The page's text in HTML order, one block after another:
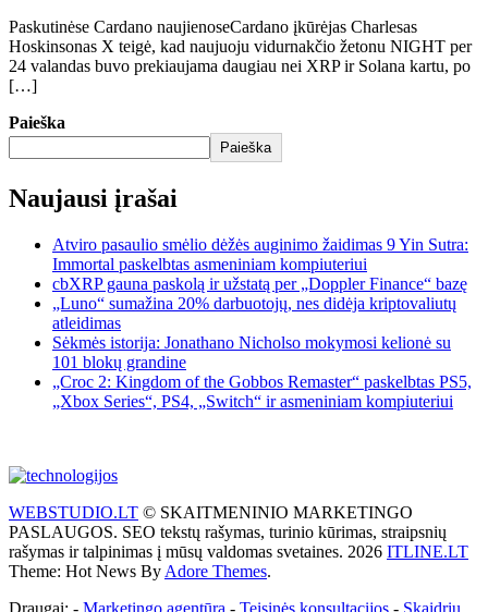
Paskutinėse Cardano naujienoseCardano įkūrėjas Charlesas
Hoskinsonas X teigė, kad naujuoju vidurnakčio žetonu NIGHT per
24 valandas buvo prekiaujama daugiau nei XRP ir Solana kartu, po
[…]
Paieška
Paieška
Naujausi įrašai
Atviro pasaulio smėlio dėžės auginimo žaidimas 9 Yin Sutra:
Immortal paskelbtas asmeniniam kompiuteriui
cbXRP gauna paskolą ir užstatą per „Doppler Finance“ bazę
„Luno“ sumažina 20% darbuotojų, nes didėja kriptovaliutų
atleidimas
Sėkmės istorija: Jonathano Nicholso mokymosi kelionė su
101 blokų grandine
„Croc 2: Kingdom of the Gobbos Remaster“ paskelbtas PS5,
„Xbox Series“, PS4, „Switch“ ir asmeniniam kompiuteriui
WEBSTUDIO.LT © SKAITMENINIO MARKETINGO
PASLAUGOS. SEO tekstų rašymas, turinio kūrimas, straipsnių
rašymas ir talpinimas į mūsų valdomas svetaines. 2026 ITLINE.LT
Theme: Hot News By Adore Themes.
Draugai: - Marketingo agentūra - Teisinės konsultacijos - Skaidrių